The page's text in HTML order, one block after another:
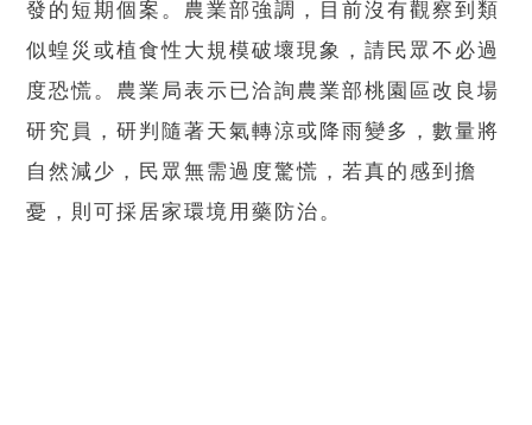
發的短期個案。農業部強調，目前沒有觀察到類
似蝗災或植食性大規模破壞現象，請民眾不必過
度恐慌。農業局表示已洽詢農業部桃園區改良場
研究員，研判隨著天氣轉涼或降雨變多，數量將
自然減少，民眾無需過度驚慌，若真的感到擔
憂，則可採居家環境用藥防治。